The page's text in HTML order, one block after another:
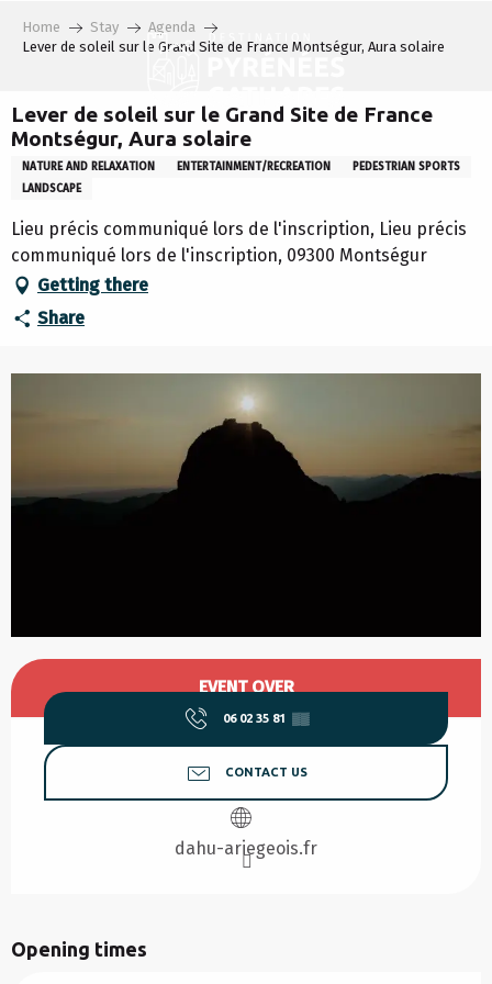
Home Stay
Agenda
Lever de soleil sur le Grand Site de France Montségur, Aura solaire
Lever de soleil sur le Grand Site de France
Montségur, Aura solaire
NATURE AND RELAXATION ENTERTAINMENT/RECREATION
PEDESTRIAN SPORTS
LANDSCAPE
Lieu précis communiqué lors de l'inscription, Lieu précis
communiqué lors de l'inscription, 09300 Montségur
Getting there
Share
Opening hours & contact details
EVENT OVER
06 02 35 81 ▒▒
CONTACT US
dahu-ariegeois.fr
Opening times